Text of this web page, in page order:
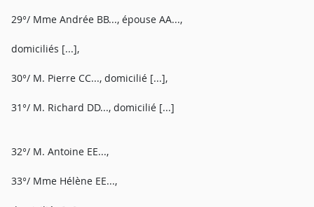
29°/ Mme Andrée BB..., épouse AA...,
domiciliés [...],
30°/ M. Pierre CC..., domicilié [...],
31°/ M. Richard DD..., domicilié [...]
32°/ M. Antoine EE...,
33°/ Mme Hélène EE...,